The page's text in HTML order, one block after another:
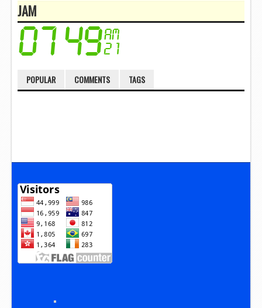
JAM
POPULAR COMMENTS TAGS